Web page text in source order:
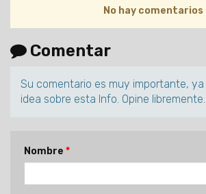
No hay comentarios
Comentar
Su comentario es muy importante,
idea sobre esta Info. Opine libremente.
Nombre